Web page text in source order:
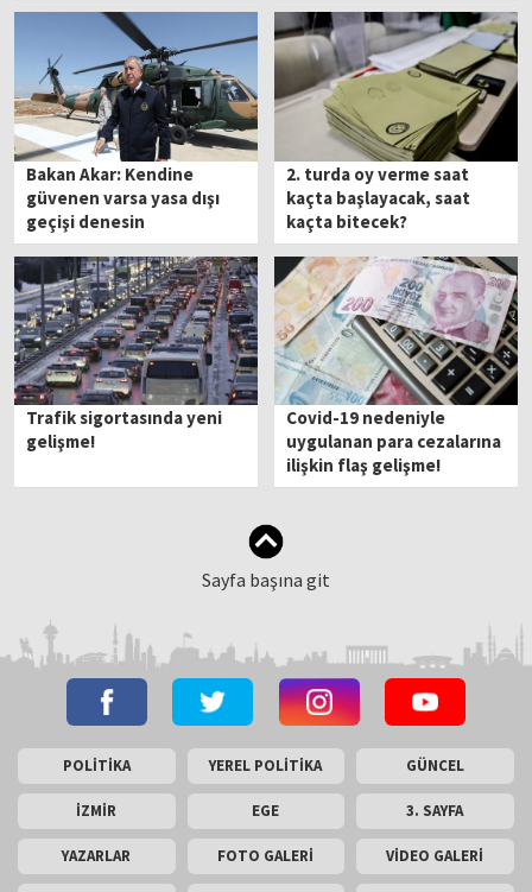
Bakan Akar: Kendine
güvenen varsa yasa dışı
geçişi denesin
2. turda oy verme saat
kaçta başlayacak, saat
kaçta bitecek?
Trafik sigortasında yeni
gelişme!
Covid-19 nedeniyle
uygulanan para cezalarına
ilişkin flaş gelişme!
Sayfa başına git
POLİTİKA YEREL POLİTİKA GÜNCEL
İZMİR EGE 3. SAYFA
YAZARLAR FOTO GALERİ VİDEO GALERİ